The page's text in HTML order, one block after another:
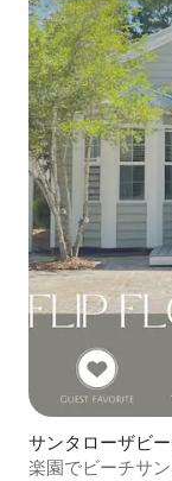
サンタローザビ
楽園でビーチサ